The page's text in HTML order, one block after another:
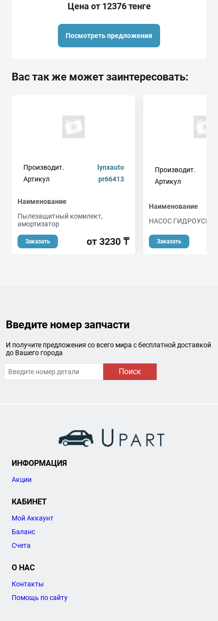
Цена от 12376 тенге
Посмотреть предложения
Вас так же может заинтересовать:
Производит.
lynxauto
Артикул
pr66413
Наименование
Пылезащитный комилект,
амортизатор
Заказать от 3230 ₸
Производит.
Артикул
Наименование
НАСОС
Заказать
Введите номер запчасти
И получите предложения со всего мира с бесплатной доставкой
до Вашего города
Поиск
ИНФОРМАЦИЯ
Акции
КАБИНЕТ
Мой Аккаунт
Баланс
Счета
О НАС
Контакты
Помощь по сайту